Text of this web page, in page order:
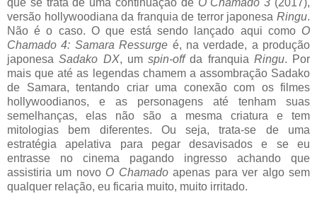
que se trata de uma continuação de O Chamado 3 (2017),
versão hollywoodiana da franquia de terror japonesa Ringu.
Não é o caso. O que está sendo lançado aqui como O
Chamado 4: Samara Ressurge é, na verdade, a produção
japonesaSadako DX, um spin-offda franquia Ringu. Por
mais que até as legendas chamem a assombração Sadako
de Samara, tentando criar uma conexão com os filmes
hollywoodianos, e as personagens até tenham suas
semelhanças, elas não são a mesma criatura e tem
mitologias bem diferentes. Ou seja, trata-se de uma
estratégia apelativa para pegar desavisados e se eu
entrasse no cinema pagando ingresso achando que
assistiria um novo O Chamadoapenas para ver algo sem
qualquer relação, eu ficaria muito, muito irritado.